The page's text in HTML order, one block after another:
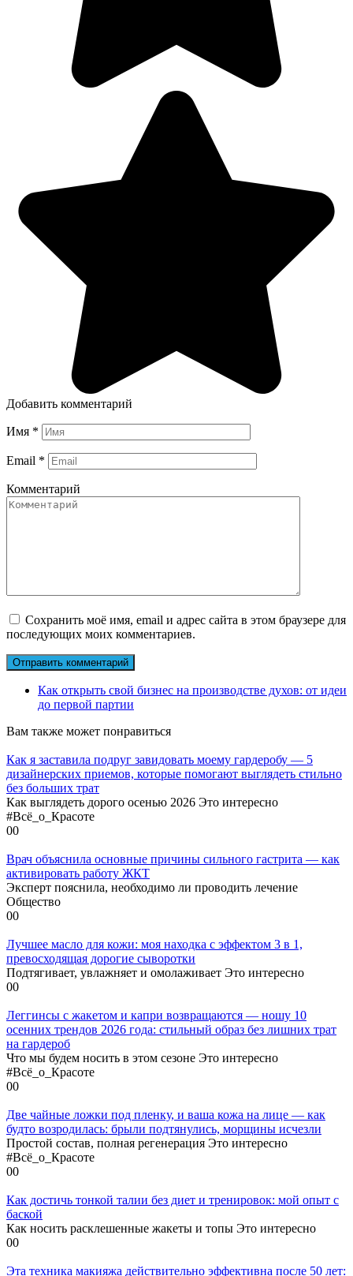
Добавить комментарий
Имя *
Email *
Комментарий
Сохранить моё имя, email и адрес сайта в этом браузере для
последующих моих комментариев.
Как открыть свой бизнес на производстве духов: от идеи
до первой партии
Вам также может понравиться
Как я заставила подруг завидовать моему гардеробу — 5
дизайнерских приемов, которые помогают выглядеть стильно
без больших трат
Как выглядеть дорого осенью 2026 Это интересно
#Всё_о_Красоте
00
Врач объяснила основные причины сильного гастрита — как
активировать работу ЖКТ
Эксперт пояснила, необходимо ли проводить лечение
Общество
00
Лучшее масло для кожи: моя находка с эффектом 3 в 1,
превосходящая дорогие сыворотки
Подтягивает, увлажняет и омолаживает Это интересно
00
Леггинсы с жакетом и капри возвращаются — ношу 10
осенних трендов 2026 года: стильный образ без лишних трат
на гардероб
Что мы будем носить в этом сезоне Это интересно
#Всё_о_Красоте
00
Две чайные ложки под пленку, и ваша кожа на лице — как
будто возродилась: брыли подтянулись, морщины исчезли
Простой состав, полная регенерация Это интересно
#Всё_о_Красоте
00
Как достичь тонкой талии без диет и тренировок: мой опыт с
баской
Как носить расклешенные жакеты и топы Это интересно
00
Эта техника макияжа действительно эффективна после 50 лет: